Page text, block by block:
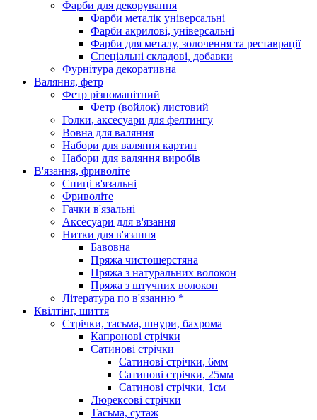
Фарби для декорування
Фарби металік універсальні
Фарби акрилові, універсальні
Фарби для металу, золочення та реставрації
Спеціальні складові, добавки
Фурнітура декоративна
Валяння, фетр
Фетр різноманітний
Фетр (войлок) листовий
Голки, аксесуари для фелтингу
Вовна для валяння
Набори для валяння картин
Набори для валяння виробів
В'язання, фриволіте
Спиці в'язальні
Фриволіте
Гачки в'язальні
Аксесуари для в'язання
Нитки для в'язання
Бавовна
Пряжа чистошерстяна
Пряжа з натуральних волокон
Пряжа з штучних волокон
Література по в'язанню *
Квілтінг, шиття
Стрічки, тасьма, шнури, бахрома
Капронові стрічки
Сатинові стрічки
Сатинові стрічки, 6мм
Сатинові стрічки, 25мм
Сатинові стрічки, 1см
Люрексові стрічки
Тасьма, сутаж